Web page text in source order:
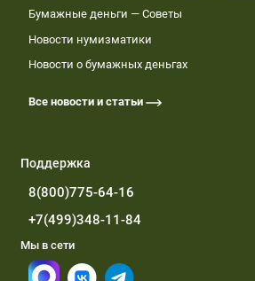
Бумажные деньги — Советы
Новости нумизматики
Новости о бумажных деньгах
Все новости и статьи
Поддержка
8(800)775-64-16
+7(499)348-11-84
Мы в сети